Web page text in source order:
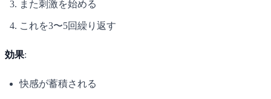
また刺激を始める
これを3〜5回繰り返す
効果:
快感が蓄積される